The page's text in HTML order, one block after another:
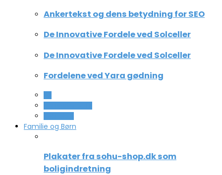
Ankertekst og dens betydning for SEO
De Innovative Fordele ved Solceller
De Innovative Fordele ved Solceller
Fordelene ved Yara gødning
Familie og Børn
Plakater fra sohu-shop.dk som
boligindretning